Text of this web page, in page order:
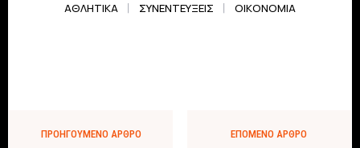
ΑΘΛΗΤΙΚΆ
ΣΥΝΕΝΤΕΎΞΕΙΣ ΟΙΚΟΝΟΜΊΑ
ΠΡΟΗΓΟΎΜΕΝΟ ΆΡΘΡΟ ΕΠΌΜΕΝΟ ΆΡΘΡΟ